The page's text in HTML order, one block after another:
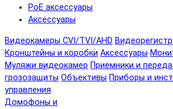
PoE аксессуары
Аксессуары
Видеокамеры CVI/TVI/AHD
Кронштейны и коробки Аксессуары
Муляжи видеокамер Приемники и
грозозащиты Объективы Приборы и
управления
Домофоны и